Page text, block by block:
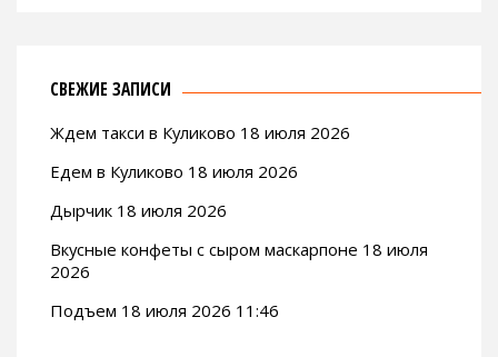
СВЕЖИЕ ЗАПИСИ
Ждем такси в Куликово 18 июля 2026
Едем в Куликово 18 июля 2026
Дырчик 18 июля 2026
Вкусные конфеты с сыром маскарпоне 18 июля
2026
Подъем 18 июля 2026 11:46